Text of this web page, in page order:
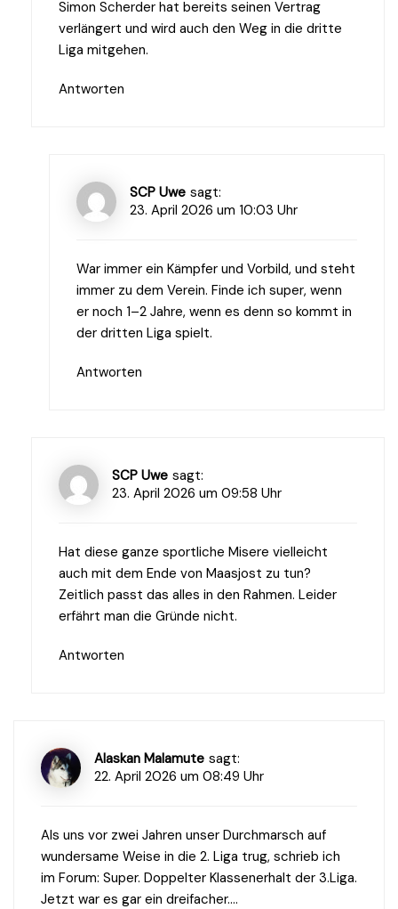
Simon Scherder hat bereits seinen Vertrag
verlängert und wird auch den Weg in die dritte
Liga mitgehen.
Antworten
SCP Uwe sagt:
23. April 2026 um 10:03 Uhr
War immer ein Kämpfer und Vorbild, und steht
immer zu dem Verein. Finde ich super, wenn
er noch 1–2 Jahre, wenn es denn so kommt in
der dritten Liga spielt.
Antworten
SCP Uwe sagt:
23. April 2026 um 09:58 Uhr
Hat diese ganze sportliche Misere vielleicht
auch mit dem Ende von Maasjost zu tun?
Zeitlich passt das alles in den Rahmen. Leider
erfährt man die Gründe nicht.
Antworten
Alaskan Malamute sagt:
22. April 2026 um 08:49 Uhr
Als uns vor zwei Jahren unser Durchmarsch auf
wundersame Weise in die 2. Liga trug, schrieb ich
im Forum: Super. Doppelter Klassenerhalt der 3.Liga.
Jetzt war es gar ein dreifacher….